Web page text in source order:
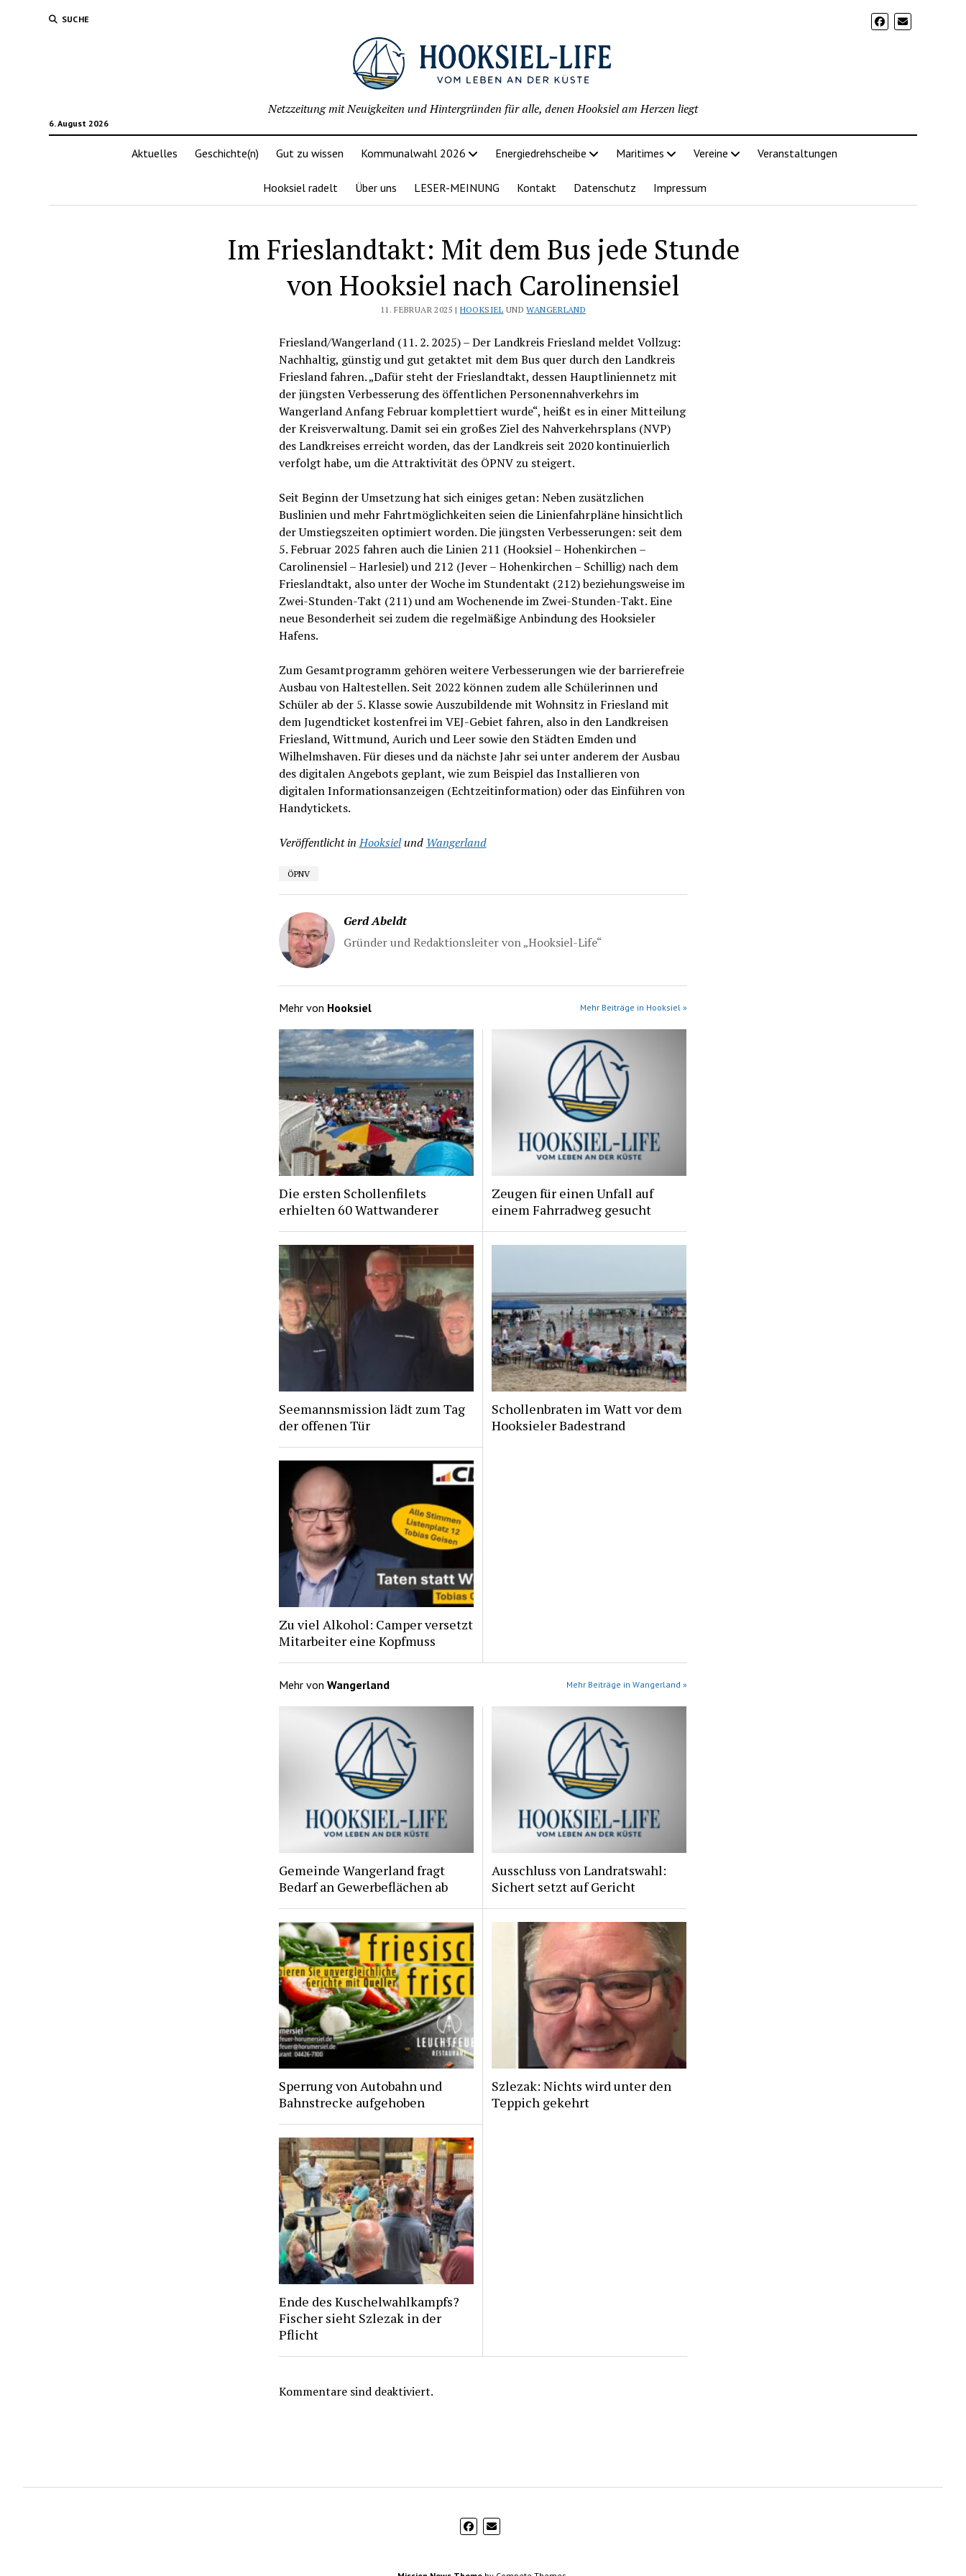
SUCHE
6. August 2026
Netzzeitung mit Neuigkeiten und Hintergründen für alle, denen Hooksiel am Herzen liegt
Aktuelles Geschichte(n) Gut zu wissen Kommunalwahl 2026 Energiedrehscheibe Maritimes Vereine Veranstaltungen
Hooksiel radelt Über uns LESER-MEINUNG Kontakt Datenschutz Impressum
Im Frieslandtakt: Mit dem Bus jede Stunde
von Hooksiel nach Carolinensiel
11. FEBRUAR 2025 | HOOKSIEL UNDWANGERLAND
Friesland/Wangerland (11. 2. 2025) – Der Landkreis Friesland meldet Vollzug:
Nachhaltig, günstig und gut getaktet mit dem Bus quer durch den Landkreis
Friesland fahren. „Dafür steht der Frieslandtakt, dessen Hauptliniennetz mit
der jüngsten Verbesserung des öffentlichen Personennahverkehrs im
Wangerland Anfang Februar komplettiert wurde“, heißt es in einer Mitteilung
der Kreisverwaltung. Damit sei ein großes Ziel des Nahverkehrsplans (NVP)
des Landkreises erreicht worden, das der Landkreis seit 2020 kontinuierlich
verfolgt habe, um die Attraktivität des ÖPNV zu steigert.
Seit Beginn der Umsetzung hat sich einiges getan: Neben zusätzlichen
Buslinien und mehr Fahrtmöglichkeiten seien die Linienfahrpläne hinsichtlich
der Umstiegszeiten optimiert worden. Die jüngsten Verbesserungen: seit dem
5. Februar 2025 fahren auch die Linien 211 (Hooksiel – Hohenkirchen –
Carolinensiel – Harlesiel) und 212 (Jever – Hohenkirchen – Schillig) nach dem
Frieslandtakt, also unter der Woche im Stundentakt (212) beziehungsweise im
Zwei-Stunden-Takt (211) und am Wochenende im Zwei-Stunden-Takt. Eine
neue Besonderheit sei zudem die regelmäßige Anbindung des Hooksieler
Hafens.
Zum Gesamtprogramm gehören weitere Verbesserungen wie der barrierefreie
Ausbau von Haltestellen. Seit 2022 können zudem alle Schülerinnen und
Schüler ab der 5. Klasse sowie Auszubildende mit Wohnsitz in Friesland mit
dem Jugendticket kostenfrei im VEJ-Gebiet fahren, also in den Landkreisen
Friesland, Wittmund, Aurich und Leer sowie den Städten Emden und
Wilhelmshaven. Für dieses und da nächste Jahr sei unter anderem der Ausbau
des digitalen Angebots geplant, wie zum Beispiel das Installieren von
digitalen Informationsanzeigen (Echtzeitinformation) oder das Einführen von
Handytickets.
Veröffentlicht in Hooksielund Wangerland
ÖPNV
Gerd Abeldt
Gründer und Redaktionsleiter von „Hooksiel-Life“
Mehr von Hooksiel Mehr Beiträge in Hooksiel »
Die ersten Schollenfilets
erhielten 60 Wattwanderer
Zeugen für einen Unfall auf
einem Fahrradweg gesucht
Seemannsmission lädt zum Tag
der offenen Tür
Schollenbraten im Watt vor dem
Hooksieler Badestrand
Zu viel Alkohol: Camper versetzt
Mitarbeiter eine Kopfmuss
Mehr von Wangerland Mehr Beiträge in Wangerland »
Gemeinde Wangerland fragt
Bedarf an Gewerbeflächen ab
Ausschluss von Landratswahl:
Sichert setzt auf Gericht
Sperrung von Autobahn und
Bahnstrecke aufgehoben
Szlezak: Nichts wird unter den
Teppich gekehrt
Ende des Kuschelwahlkampfs?
Fischer sieht Szlezak in der
Pflicht
Kommentare sind deaktiviert.